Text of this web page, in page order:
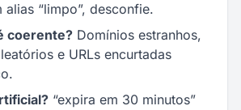
alias “limpo”, desconfie.
coerente? Domínios estranhos,
e URLs encurtadas
“expira em 30 minutos”